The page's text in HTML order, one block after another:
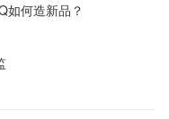
如何造新品？